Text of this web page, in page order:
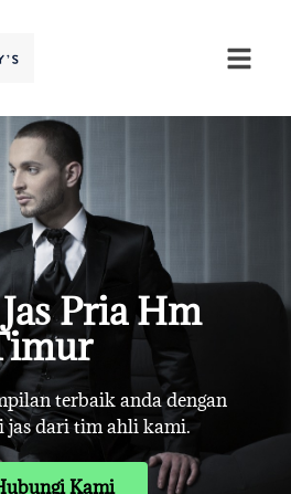
Pria Hm
terbaik anda dengan
jas dari tim ahli kami.
Kami